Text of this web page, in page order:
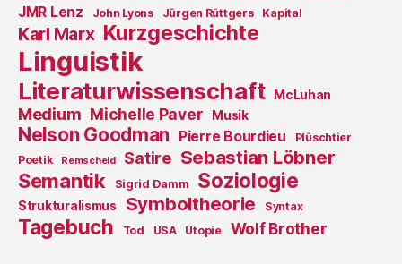
JMR Lenz John Lyons Jürgen Rüttgers Kapital
Karl Marx Kurzgeschichte
Linguistik
Literaturwissenschaft McLuhan
Medium Michelle Paver Musik
Nelson Goodman Pierre Bourdieu
Plüschtier
Poetik
Remscheid Satire Sebastian Löbner
Semantik Sigrid Damm Soziologie
Strukturalismus Symboltheorie Syntax
Tagebuch Tod USA Utopie Wolf Brother